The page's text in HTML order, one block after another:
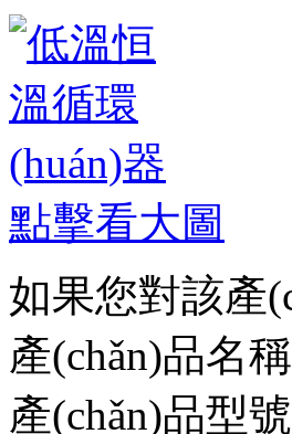
點擊看大圖
如果您對該產
產(chǎn)品名
產(chǎn)品型